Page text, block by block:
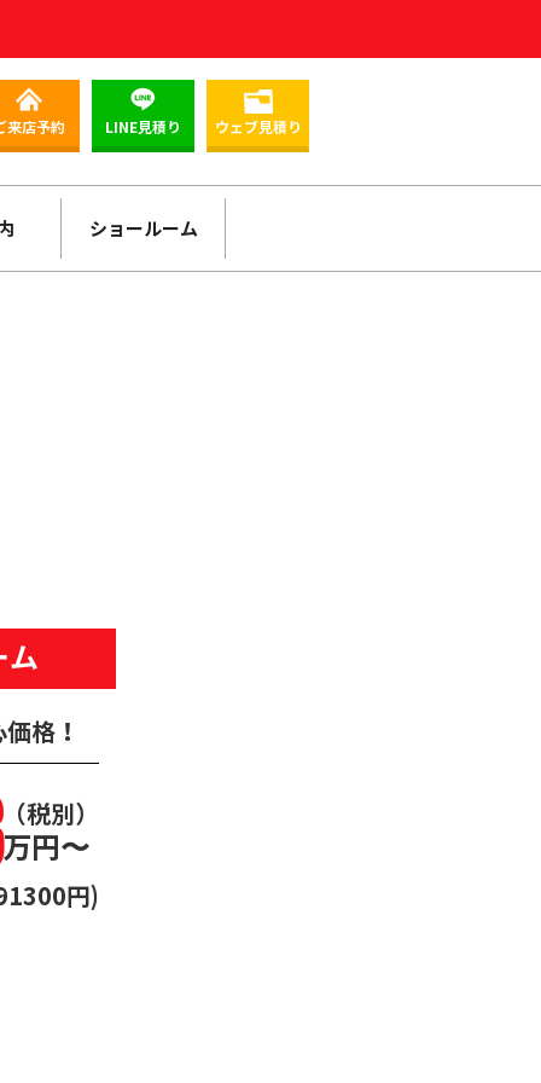
来店予約 LINE見積り ウェブ見積り
ショールーム
ム
格！
（税別）
万円〜
円)